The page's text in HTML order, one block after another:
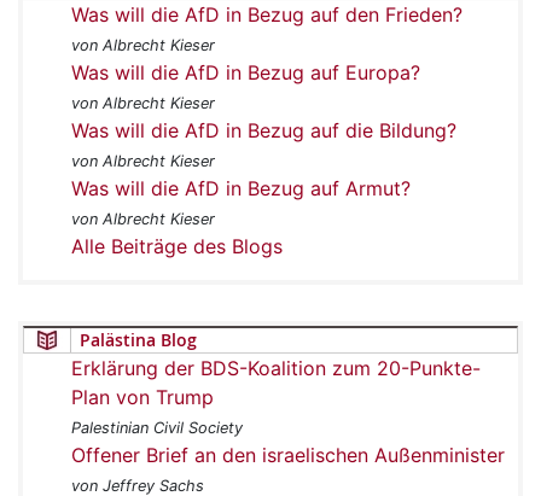
Was will die AfD in Bezug auf den Frieden?
von Albrecht Kieser
Was will die AfD in Bezug auf Europa?
von Albrecht Kieser
Was will die AfD in Bezug auf die Bildung?
von Albrecht Kieser
Was will die AfD in Bezug auf Armut?
von Albrecht Kieser
Alle Beiträge des Blogs
Palästina Blog
Erklärung der BDS-Koalition zum 20-Punkte-
Plan von Trump
Palestinian Civil Society
Offener Brief an den israelischen Außenminister
von Jeffrey Sachs